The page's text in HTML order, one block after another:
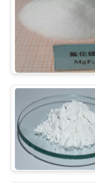
НАС
ПО
ЗАВОДУ